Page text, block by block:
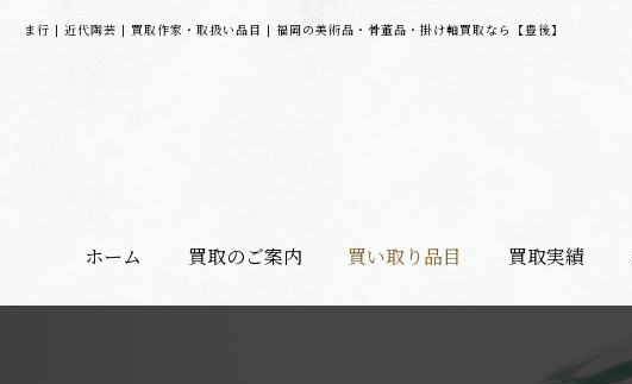
ま行 | 近代陶芸 | 買取作家・取扱い品目 | 福岡の美術品・骨董品・掛け軸買取なら【豊後】
ホーム 買取のご案内 買い取り品目 買取実績